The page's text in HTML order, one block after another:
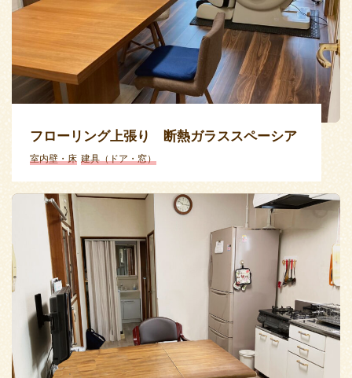
フローリング上張り 断熱ガラススペーシア
室内壁・床 建具（ドア・窓）